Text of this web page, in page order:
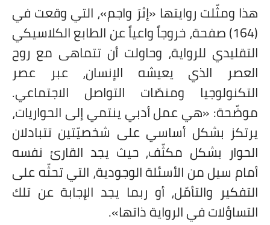
هذا ومثّلت روايتها «إثرَ واجم»، التي وقعت في
(164) صفحة، خروجاً واعياً عن الطابع الكلاسيكي
التقليدي للرواية، وحاولت أن تتماهى مع روح
العصر الذي يعيشه الإنسان، عبر عصر
التكنولوجيا ومنصّات التواصل الاجتماعي.
موضّحة: «هي عمل أدبي ينتمي إلى الحواريات،
يرتكز بشكل أساسي على شخصيّتين تتبادلان
الحوار بشكل مكثّف، حيث يجد القارئ نفسه
أمام سيل من الأسئلة الوجودية، التي تحثّه على
التفكير والتأمّل، أو ربما يجد الإجابة عن تلك
التساؤلات في الرواية ذاتها».